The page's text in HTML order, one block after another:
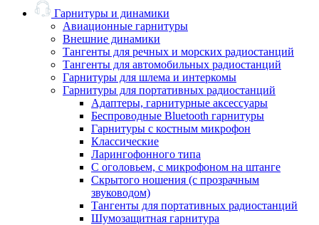
Гарнитуры и динамики
Авиационные гарнитуры
Внешние динамики
Тангенты для речных и морских радиостанций
Тангенты для автомобильных радиостанций
Гарнитуры для шлема и интеркомы
Гарнитуры для портативных радиостанций
Адаптеры, гарнитурные аксессуары
Беспроводные Bluetooth гарнитуры
Гарнитуры с костным микрофон
Классические
Ларингофонного типа
С оголовьем, с микрофоном на штанге
Скрытого ношения (с прозрачным
звуководом)
Тангенты для портативных радиостанций
Шумозащитная гарнитура